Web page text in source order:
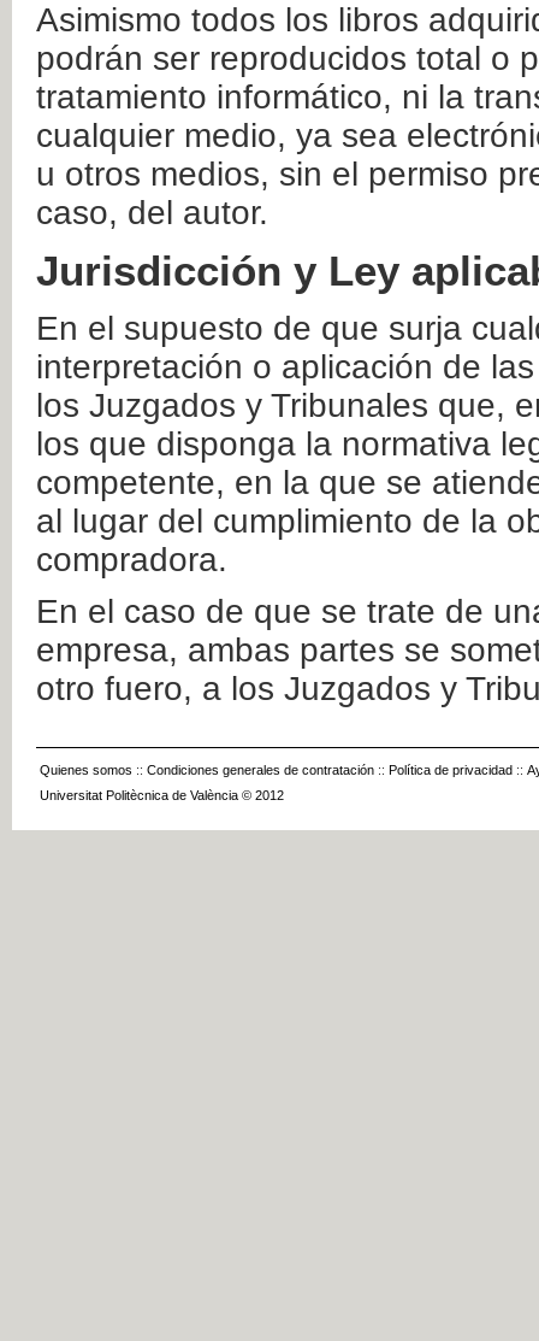
Asimismo todos los libros
podrán ser reproducidos total o
tratamiento informático, ni la
cualquier medio, ya sea
u otros medios, sin el permiso
caso, del autor.
Jurisdicción y Ley
En el supuesto de que surja
interpretación o aplicación de
los Juzgados y Tribunales que,
los que disponga la normativa
competente, en la que se
al lugar del cumplimiento de la
compradora.
En el caso de que se trate de
empresa, ambas partes se
otro fuero, a los Juzgados y
Quienes somos :: Condiciones generales de contratación :: Política de privacidad ::
Universitat Politècnica de València © 2012